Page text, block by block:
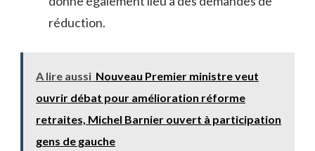
réduction.
A lire aussi Nouveau Premier ministre veut
ouvrir débat pour amélioration réforme
retraites, Michel Barnier ouvert à participation
gens de gauche